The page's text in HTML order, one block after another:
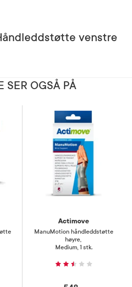
venstre
SER OGSÅ PÅ
Actimove
ManuMotion håndleddstøtte
høyre,
Medium, 1 stk.